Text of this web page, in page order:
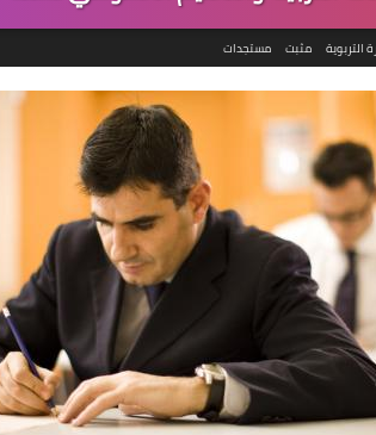
التربوية مثبت مستجدات